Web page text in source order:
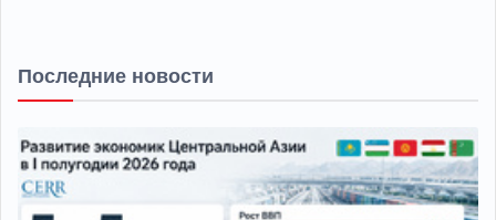
Последние новости